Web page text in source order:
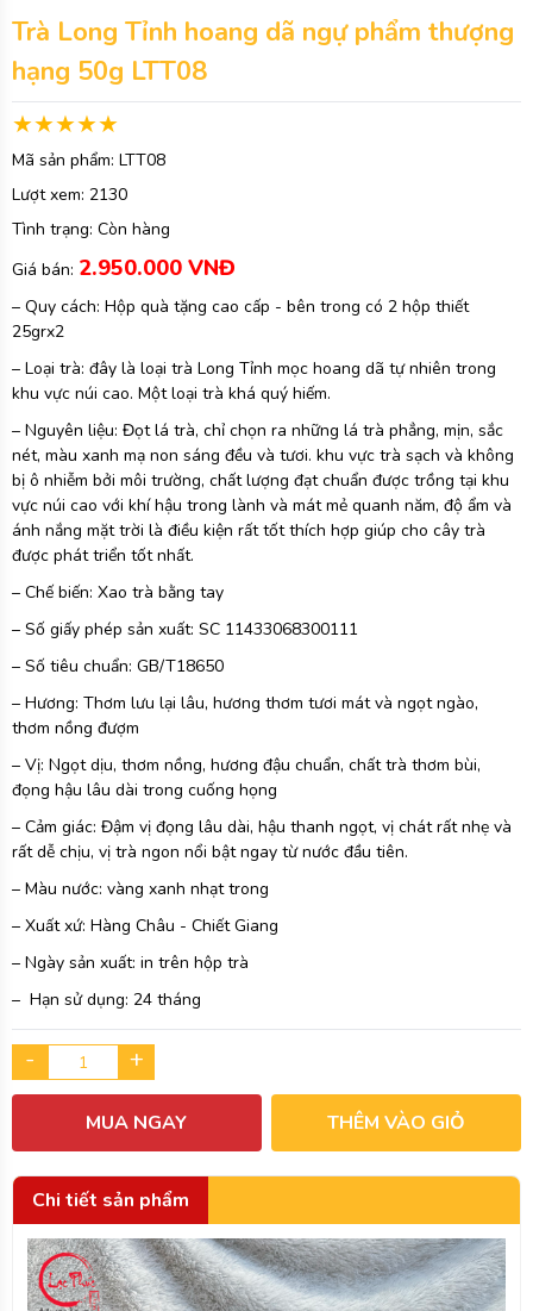
Trà Long Tỉnh hoang dã ngự phẩm thượng
hạng 50g LTT08
Mã sản phẩm: LTT08
Lượt xem: 2130
Tình trạng: Còn hàng
Giá bán: 2.950.000 VNĐ
– Quy cách: Hộp quà tặng cao cấp - bên trong có 2 hộp thiết
25grx2
– Loại trà: đây là loại trà Long Tỉnh mọc hoang dã tự nhiên trong
khu vực núi cao. Một loại trà khá quý hiếm.
– Nguyên liệu: Đọt lá trà, chỉ chọn ra những lá trà phẳng, mịn, sắc
nét, màu xanh mạ non sáng đều và tươi. khu vực trà sạch và không
bị ô nhiễm bởi môi trường, chất lượng đạt chuẩn được trồng tại khu
vực núi cao với khí hậu trong lành và mát mẻ quanh năm, độ ẩm và
ánh nắng mặt trời là điều kiện rất tốt thích hợp giúp cho cây trà
được phát triển tốt nhất.
– Chế biến: Xao trà bằng tay
– Số giấy phép sản xuất: SC 11433068300111
– Số tiêu chuẩn: GB/T18650
– Hương: Thơm lưu lại lâu, hương thơm tươi mát và ngọt ngào,
thơm nồng đượm
– Vị: Ngọt dịu, thơm nồng, hương đậu chuẩn, chất trà thơm bùi,
đọng hậu lâu dài trong cuống họng
– Cảm giác: Đậm vị đọng lâu dài, hậu thanh ngọt, vị chát rất nhẹ và
rất dễ chịu, vị trà ngon nổi bật ngay từ nước đầu tiên.
– Màu nước: vàng xanh nhạt trong
– Xuất xứ: Hàng Châu - Chiết Giang
– Ngày sản xuất: in trên hộp trà
– Hạn sử dụng: 24 tháng
- +
MUA NGAY THÊM VÀO GIỎ
Chi tiết sản phẩm